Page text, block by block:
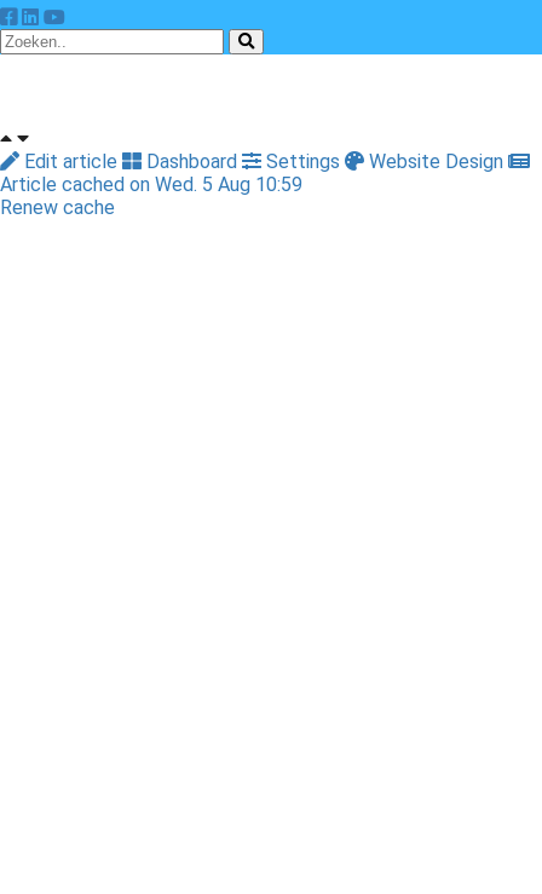
Edit article Dashboard Settings
Website Design
Article cached on Wed. 5 Aug 10:59
Renew cache